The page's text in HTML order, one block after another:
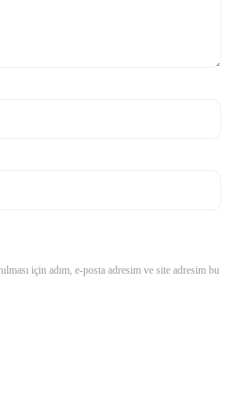
için adım, e-posta adresim ve site adresim bu